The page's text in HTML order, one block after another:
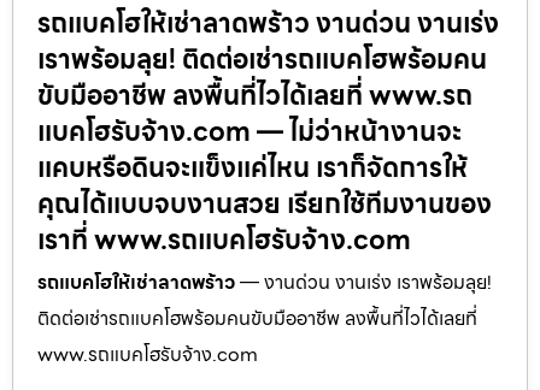
รถแบคโฮให้เช่าลาดพร้าว งานด่วน งานเร่ง
เราพร้อมลุย! ติดต่อเช่ารถแบคโฮพร้อมคน
ขับมืออาชีพ ลงพื้นที่ไวได้เลยที่ www.รถ
แบคโฮรับจ้าง.com — ไม่ว่าหน้างานจะ
แคบหรือดินจะแข็งแค่ไหน เราก็จัดการให้
คุณได้แบบจบงานสวย เรียกใช้ทีมงานของ
เราที่ www.รถแบคโฮรับจ้าง.com
รถแบคโฮให้เช่าลาดพร้าว— งานด่วน งานเร่ง เราพร้อมลุย!
ติดต่อเช่ารถแบคโฮพร้อมคนขับมืออาชีพ ลงพื้นที่ไวได้เลยที่
www.รถแบคโฮรับจ้าง.com